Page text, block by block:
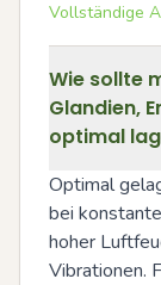
Vollständige
Wie sollte
Glandien,
optimal
Optimal
bei
hoher
Vibrationen.